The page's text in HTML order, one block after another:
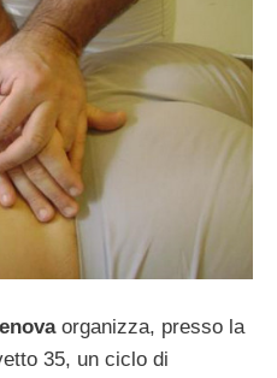
organizza, presso la
35, un ciclo di